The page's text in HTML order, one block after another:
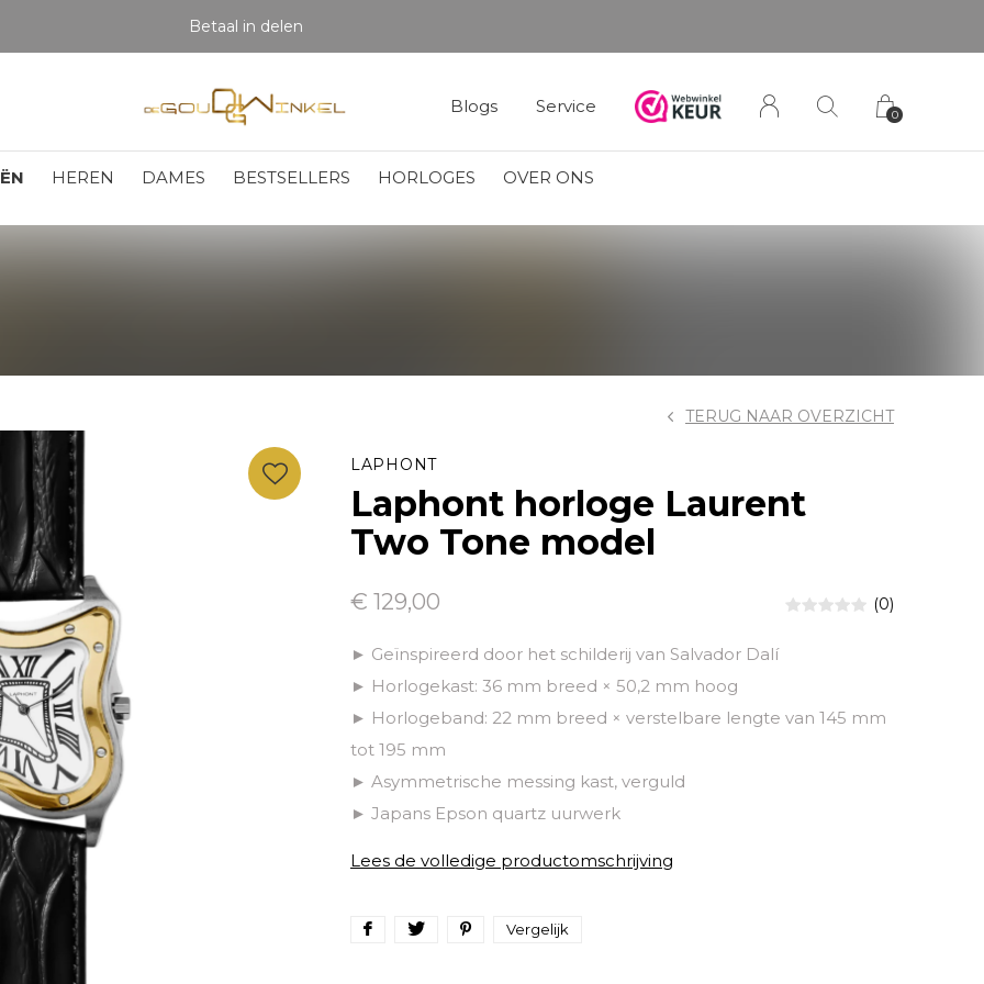
HEREN DAMES BESTSELLERS HORLOGES OVER ONS
Blogs Service 0
Betaal in delen
LAPHONT
Laphont horloge Laurent
Two Tone model
TERUG NAAR OVERZICHT
€ 129,00 (0)
► Geïnspireerd door het schilderij van Salvador Dalí
► Horlogekast: 36 mm breed × 50,2 mm hoog
► Horlogeband: 22 mm breed × verstelbare lengte van 145 mm
tot 195 mm
► Asymmetrische messing kast, verguld
► Japans Epson quartz uurwerk
Lees de volledige productomschrijving
Vergelijk